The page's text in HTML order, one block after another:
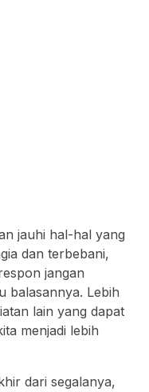
jauhi hal-hal yang
dan terbebani,
jangan
balasannya. Lebih
lain yang dapat
menjadi lebih
dari segalanya,